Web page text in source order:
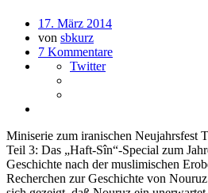
17. März 2014
von sbkurz
7 Kommentare
Twitter
Miniserie zum iranischen Neujahrsfest
Teil 3: Das „Haft-Sîn“-Special zum
Geschichte nach der muslimischen
Recherchen zur Geschichte von